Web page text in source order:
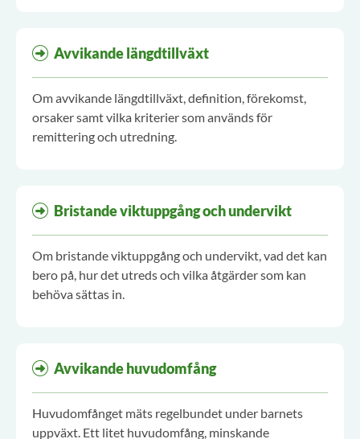
Avvikande längdtillväxt
Om avvikande längdtillväxt, definition, förekomst,
orsaker samt vilka kriterier som används för
remittering och utredning.
Bristande viktuppgång och undervikt
Om bristande viktuppgång och undervikt, vad det kan
bero på, hur det utreds och vilka åtgärder som kan
behöva sättas in.
Avvikande huvudomfång
Huvudomfånget mäts regelbundet under barnets
uppväxt. Ett litet huvudomfång, minskande